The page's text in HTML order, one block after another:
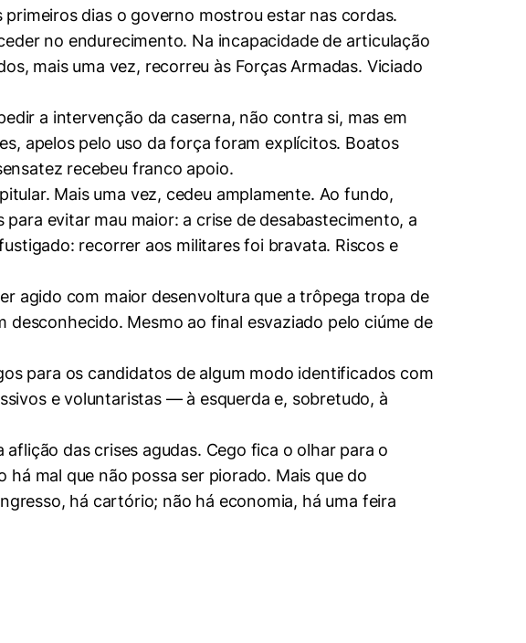
dias o governo mostrou estar nas cordas.
no endurecimento. Na incapacidade de articulação
mais uma vez, recorreu às Forças Armadas. Viciado
a intervenção da caserna, não contra si, mas em
apelos pelo uso da força foram explícitos. Boatos
recebeu franco apoio.
Mais uma vez, cedeu amplamente. Ao fundo,
evitar mau maior: a crise de desabastecimento, a
recorrer aos militares foi bravata. Riscos e
agido com maior desenvoltura que a trôpega tropa de
desconhecido. Mesmo ao final esvaziado pelo ciúme de
para os candidatos de algum modo identificados com
e voluntaristas — à esquerda e, sobretudo, à
das crises agudas. Cego fica o olhar para o
mal que não possa ser piorado. Mais que do
há cartório; não há economia, há uma feira